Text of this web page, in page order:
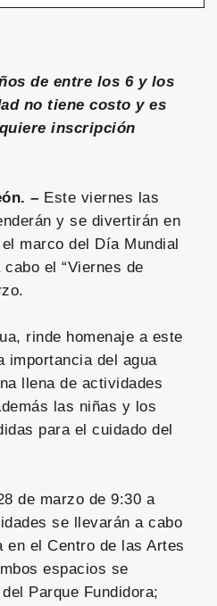
de entre los 6 y los
no tiene costo y es
inscripción
– Este viernes las
y se divertirán en
marco del Día Mundial
el “Viernes de
rinde homenaje a este
importancia del agua
llena de actividades
las niñas y los
para el cuidado del
de marzo de 9:30 a
se llevarán a cabo
en el Centro de las Artes
espacios se
Parque Fundidora;